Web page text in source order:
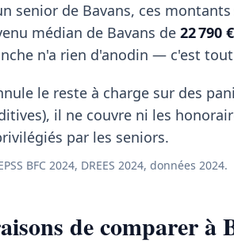
senior de Bavans, ces
médian de Bavans de 22 790 €
n'a rien d'anodin — c'est
le reste à charge sur des
il ne couvre ni les
par les seniors.
BFC 2024, DREES 2024, données 2024.
de comparer à